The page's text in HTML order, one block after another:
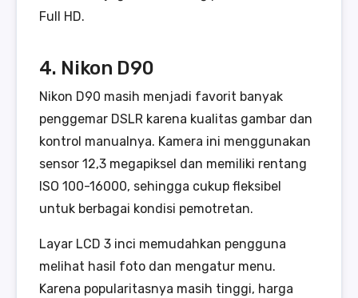
Full HD.
4. Nikon D90
Nikon D90 masih menjadi favorit banyak
penggemar DSLR karena kualitas gambar dan
kontrol manualnya. Kamera ini menggunakan
sensor 12,3 megapiksel dan memiliki rentang
ISO 100-16000, sehingga cukup fleksibel
untuk berbagai kondisi pemotretan.
Layar LCD 3 inci memudahkan pengguna
melihat hasil foto dan mengatur menu.
Karena popularitasnya masih tinggi, harga